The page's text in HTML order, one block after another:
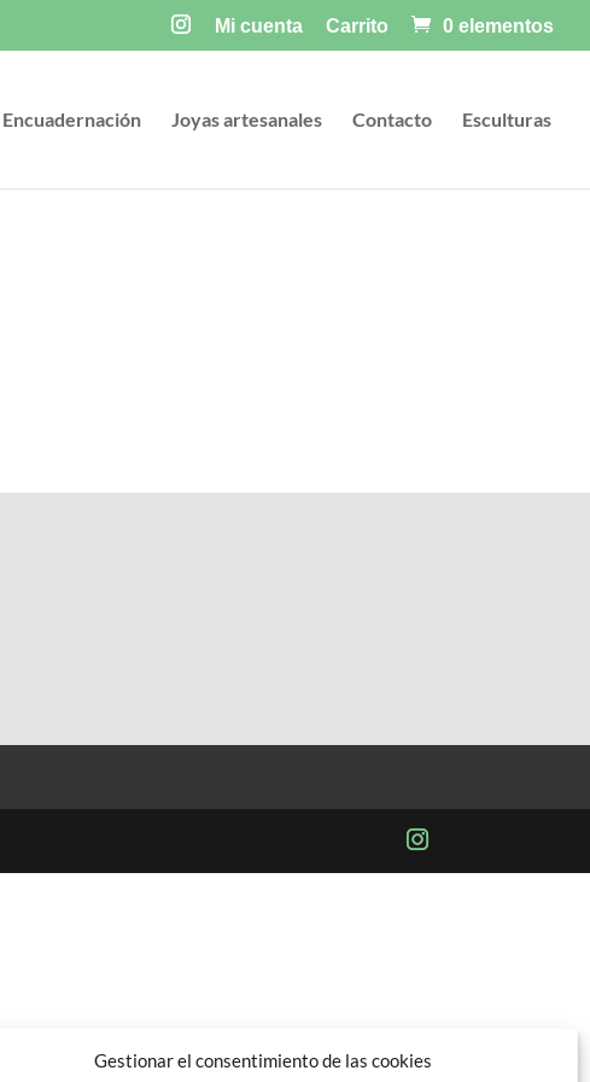
Gestionar el consentimiento de las cookies
Mi cuenta Carrito 0 elementos
Encuadernación Joyas artesanales Contacto Esculturas